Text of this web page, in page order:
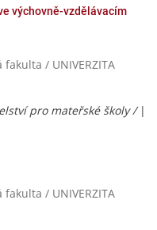
výchovně-vzdělávacím
/ UNIVERZITA
pro mateřské školy / |
/ UNIVERZITA